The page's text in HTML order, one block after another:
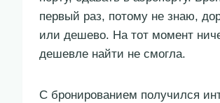
первый раз, потому не знаю,
или дешево. На тот момент
дешевле найти не смогла.
С бронированием получился